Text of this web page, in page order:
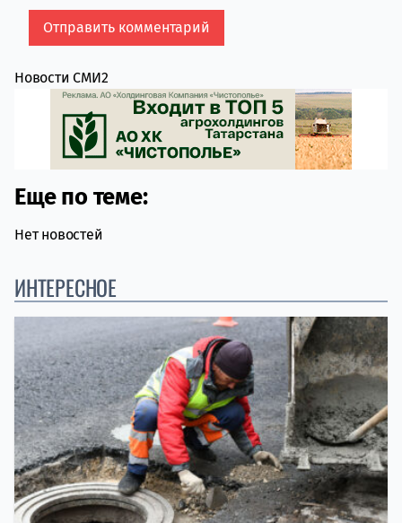
Новости СМИ2
Еще по теме:
Нет новостей
ИНТЕРЕСНОЕ